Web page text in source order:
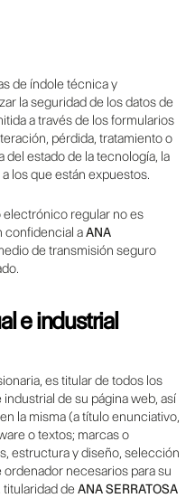
de índole técnica y
la seguridad de los datos de
a través de los formularios
pérdida, tratamiento o
estado de la tecnología, la
los que están expuestos.
regular no es
confidencial aANA
de transmisión seguro
e industrial
es titular de todos los
de su página web, así
la misma (a título enunciativo,
o textos; marcas o
estructura y diseño, selección
necesarios para su
titularidad deANA SERRATOSA